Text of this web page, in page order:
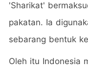
'Sharikat'
pakatan. Ia
sebarang bentuk
Oleh itu Indonesia